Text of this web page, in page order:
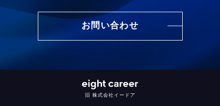
お問い合わせ
旧 株式会社イードア